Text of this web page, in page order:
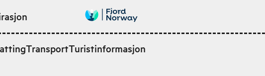
TransportTuristinformasjon